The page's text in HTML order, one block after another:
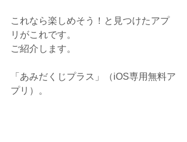
これなら楽しめそう！と見つけたアプ
リがこれです。
ご紹介します。
「あみだくじプラス」（iOS専用無料ア
プリ）。